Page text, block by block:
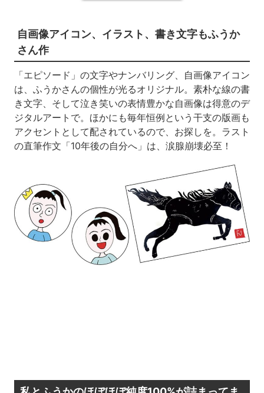
自画像アイコン、イラスト、書き文字もふうか
さん作
「エピソード」の文字やナンバリング、自画像アイコン
は、ふうかさんの個性が光るオリジナル。素朴な線の書
き文字、そして泣き笑いの表情豊かな自画像は得意のデ
ジタルアートで。ほかにも毎年恒例という干支の版画も
アクセントとして配されているので、お探しを。ラスト
の直筆作文「10年後の自分へ」は、涙腺崩壊必至！